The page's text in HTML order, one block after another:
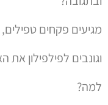
מגיעים פקחים טפילים,
וגונבים לפילפילון את
למה?